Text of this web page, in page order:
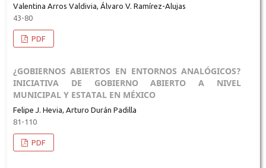
Valentina Arros Valdivia, Álvaro V. Ramírez-Alujas
43-80
PDF
¿GOBIERNOS ABIERTOS EN ENTORNOS ANALÓGICOS?
INICIATIVA DE GOBIERNO ABIERTO A NIVEL
MUNICIPAL Y ESTATAL EN MÉXICO
Felipe J. Hevia, Arturo Durán Padilla
81-110
PDF